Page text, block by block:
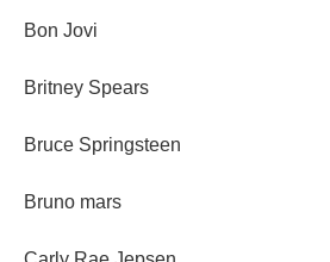
Bon Jovi
Britney Spears
Bruce Springsteen
Bruno mars